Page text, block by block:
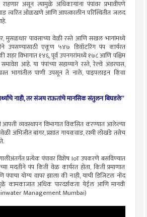
असून त्यामुळे अधिकाऱ्यांना पंपांवर प्रभावीपणे
त्वरित ओळखणे आणि आपत्कालीन परिस्थितीत जलद
मुसळधार पावसाच्या वेळी रस्ते आणि सखल भागांमध्ये
उपसण्यासाठी एकूण ५४७ डिवॉटरिंग पंप कार्यरत
विभागात १४६, पूर्व उपनगरांमध्ये १७८ आणि पश्चिम
आहे. या पंपांच्या सहाय्याने रस्ते, रेल्वे अंडरपास,
भागांतील पाणी उपसून ते नाले, पाइपलाइन किंवा
नाही, तर संजय राऊतांचे मानसिक संतुलन बिघडले”
आपत्ती व्यवस्थापन विभागात विकसित करण्यात आलेल्या
अभिजीत बांगर, प्रशांत गायकवाड, रश्मी लोखंडे तसेच
प्रत्येक पंपावर विशेष IoT उपकरणे बसविण्यात
मदतीने पंप किती वेळ कार्यरत होता, किती प्रमाणात
योग्य वापर झाला की नाही, याची डिजिटल नोंद
कामकाजात अधिक पारदर्शकता येईल आणि मानवी
Management Mumbai)